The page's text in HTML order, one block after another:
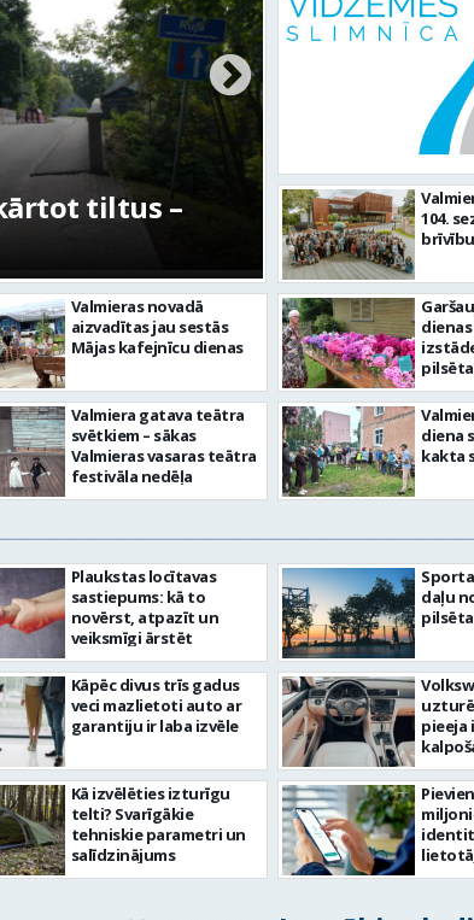
tiltus –
No pagaidu
centram –
Valmieras novadā
aizvadītas jau sestās
Mājas kafejnīcu dienas
Valmiera gatava teātra
svētkiem – sākas
Valmieras vasaras teātra
festivāla nedēļa
104.
brīvību
diena
kakta
Plaukstas locītavas
sastiepums: kā to
novērst, atpazīt un
veiksmīgi ārstēt
Kāpēc divus trīs gadus
veci mazlietoti auto ar
garantiju ir laba izvēle
Kā izvēlēties izturīgu
telti? Svarīgākie
tehniskie parametri un
salīdzinājums
daļu
pieeja